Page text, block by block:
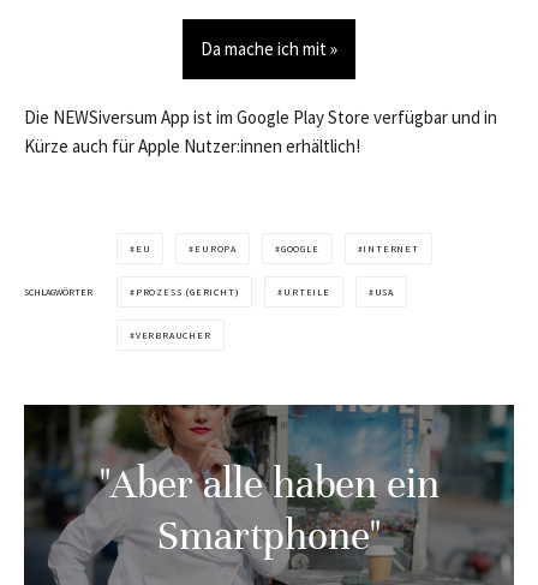
Da mache ich mit »
Die NEWSiversum App ist im Google Play Store verfügbar und in
Kürze auch für Apple Nutzer:innen erhältlich!
SCHLAGWÖRTER
EU EUROPA GOOGLE INTERNET
PROZESS (GERICHT) URTEILE USA
VERBRAUCHER
"Aber alle haben ein
Smartphone"